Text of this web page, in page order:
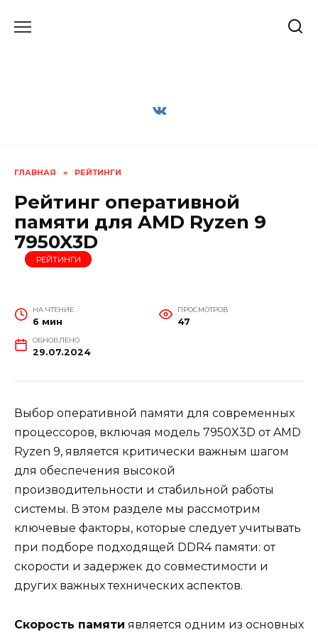
ГЛАВНАЯ » РЕЙТИНГИ
Рейтинг оперативной
памяти для AMD Ryzen 9
7950X3D
РЕЙТИНГИ
НА ЧТЕНИЕ
6 мин
ПРОСМОТРОВ
47
ОБНОВЛЕНО
29.07.2024
Выбор оперативной памяти для современных
процессоров, включая модель 7950X3D от AMD
Ryzen 9, является критически важным шагом
для обеспечения высокой
производительности и стабильной работы
системы. В этом разделе мы рассмотрим
ключевые факторы, которые следует учитывать
при подборе подходящей DDR4 памяти: от
скорости и задержек до совместимости и
других важных технических аспектов.
Скорость памяти является одним из основных